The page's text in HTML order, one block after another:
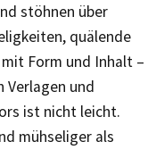
stöhnen über
quälende
Form und Inhalt –
Verlagen und
ist nicht leicht.
mühseliger als